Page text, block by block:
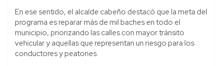
En ese sentido, el alcalde cabeño destacó que la meta del
programa es reparar más de mil baches en todo el
municipio, priorizando las calles con mayor tránsito
vehicular y aquellas que representan un riesgo para los
conductores y peatones.